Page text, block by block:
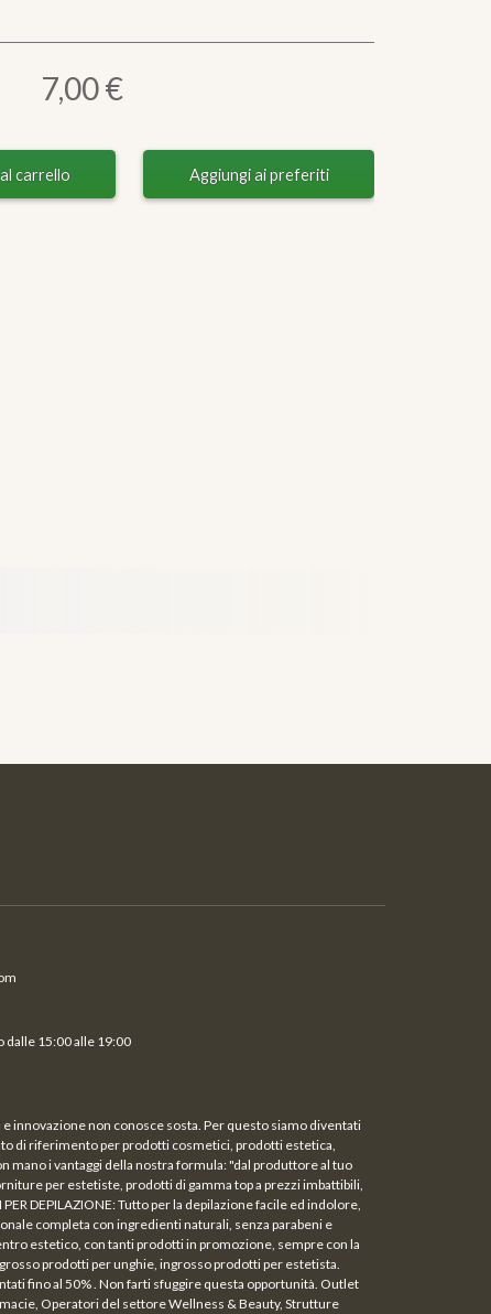
7,00 €
dalle 15:00 alle 19:00
innovazione non conosce sosta. Per questo siamo diventati
di riferimento per prodotti cosmetici, prodotti estetica,
mano i vantaggi della nostra formula: "dal produttore al tuo
per estetiste, prodotti di gamma top a prezzi imbattibili,
DEPILAZIONE: Tutto per la depilazione facile ed indolore,
completa con ingredienti naturali, senza parabeni e
estetico, con tanti prodotti in promozione, sempre con la
prodotti per unghie, ingrosso prodotti per estetista.
fino al 50% . Non farti sfuggire questa opportunità. Outlet
Operatori del settore Wellness & Beauty, Strutture